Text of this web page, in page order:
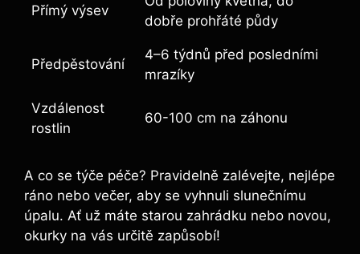
Přímý výsev
dobře prohřáté půdy
Předpěstování
4–6 týdnů před posledními
mrazíky
Vzdálenost
rostlin
60-100 cm na záhonu
A co se týče péče? Pravidelně zalévejte, nejlépe
ráno nebo večer, aby se vyhnuli slunečnímu
úpalu. Ať už máte starou zahrádku nebo novou,
okurky na vás určitě zapůsobí!